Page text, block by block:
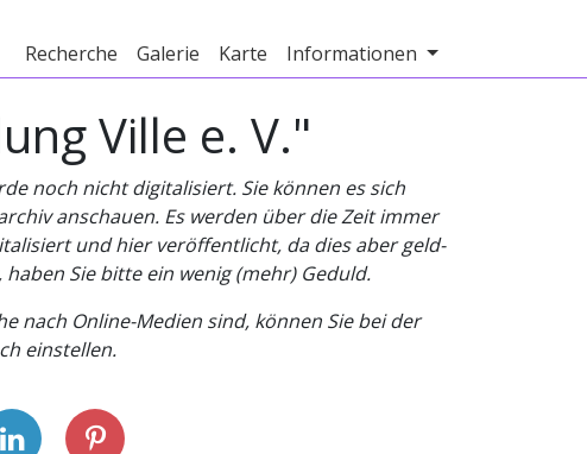
Recherche Galerie Karte Informationen
Ville e. V."
noch nicht digitalisiert. Sie können es sich
anschauen. Es werden über die Zeit immer
und hier veröffentlicht, da dies aber geld-
Sie bitte ein wenig (mehr) Geduld.
nach Online-Medien sind, können Sie bei der
einstellen.